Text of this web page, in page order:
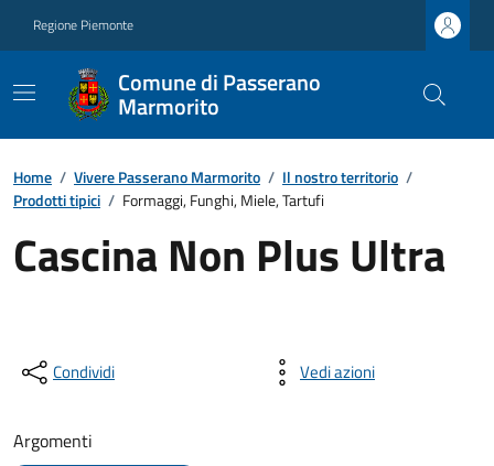
Regione Piemonte
Comune di Passerano
Marmorito
Home / Vivere Passerano Marmorito / Il nostro territorio /
Prodotti tipici / Formaggi, Funghi, Miele, Tartufi
Cascina Non Plus Ultra
Condividi Vedi azioni
Argomenti